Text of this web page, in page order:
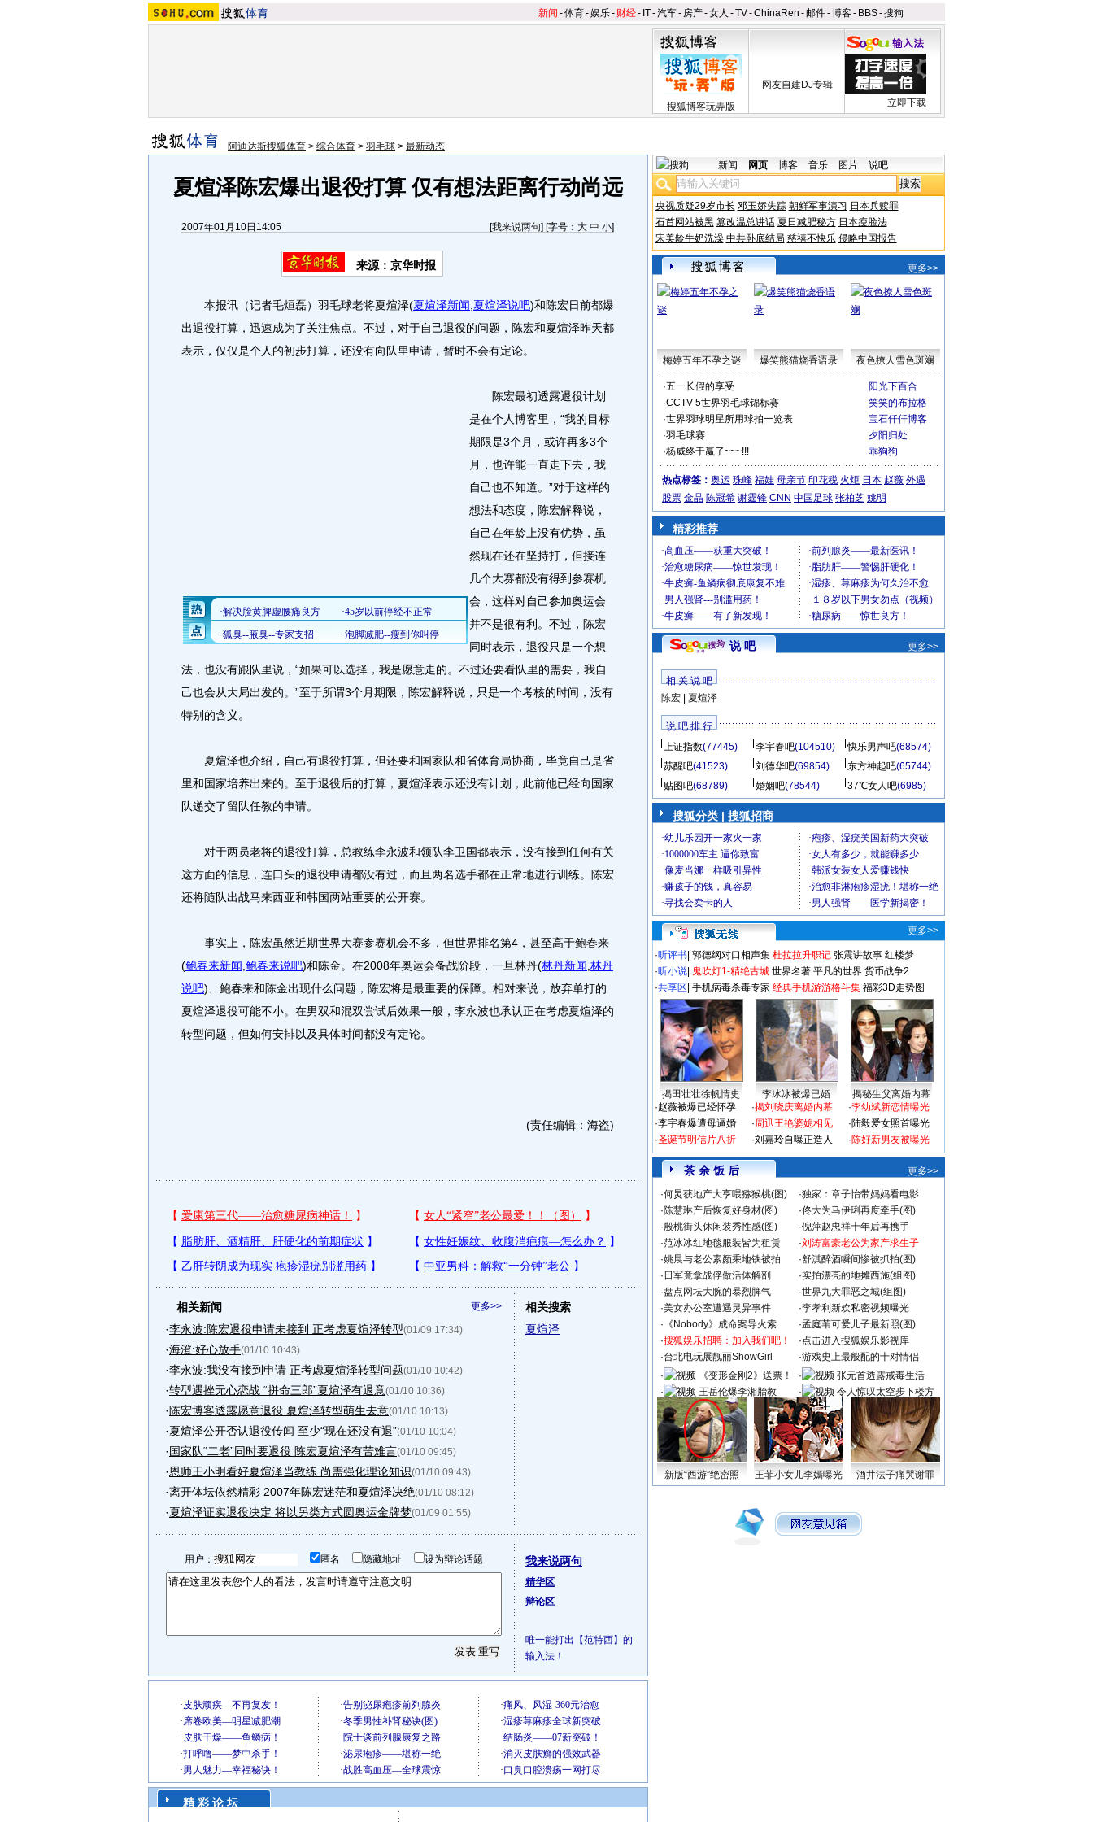
新闻 -体育-娱乐- 财经- IT-汽车- 房产-女人 -TV-ChinaRen -邮件-博客- BBS-搜狗
搜狐博客玩弄版
网友自建DJ专辑
立即下载
阿迪达斯搜狐体育 > 综合体育 > 羽毛球 > 最新动态
夏煊泽陈宏爆出退役打算 仅有想法距离行动尚远
2007年01月10日14:05 [我来说两句] [字号： 大 中 小]
来源：京华时报
本报讯（记者毛烜磊）羽毛球老将夏煊泽(夏煊泽新闻 夏煊泽说吧)和陈宏日前都爆
出退役打算，迅速成为了关注焦点。不过，对于自己退役的问题，陈宏和夏煊泽昨天都
表示，仅仅是个人的初步打算，还没有向队里申请，暂时不会有定论。
陈宏最初透露退役计划
是在个人博客里，“我的目标
期限是3个月，或许再多3个
月，也许能一直走下去，我
自己也不知道。”对于这样的
想法和态度，陈宏解释说，
自己在年龄上没有优势，虽
然现在还在坚持打，但接连
几个大赛都没有得到参赛机
会，这样对自己参加奥运会
并不是很有利。不过，陈宏
同时表示，退役只是一个想
法，也没有跟队里说，“如果可以选择，我是愿意走的。不过还要看队里的需要，我自
己也会从大局出发的。”至于所谓3个月期限，陈宏解释说，只是一个考核的时间，没有
特别的含义。
夏煊泽也介绍，自己有退役打算，但还要和国家队和省体育局协商，毕竟自己是省
里和国家培养出来的。至于退役后的打算，夏煊泽表示还没有计划，此前他已经向国家
队递交了留队任教的申请。
对于两员老将的退役打算，总教练李永波和领队李卫国都表示，没有接到任何有关
这方面的信息，连口头的退役申请都没有过，而且两名选手都在正常地进行训练。陈宏
还将随队出战马来西亚和韩国两站重要的公开赛。
事实上，陈宏虽然近期世界大赛参赛机会不多，但世界排名第4，甚至高于鲍春来
(鲍春来新闻 鲍春来说吧)和陈金。在2008年奥运会备战阶段，一旦林丹(林丹新闻 林丹
说吧) 、鲍春来和陈金出现什么问题，陈宏将是最重要的保障。相对来说，放弃单打的
夏煊泽退役可能不小。在男双和混双尝试后效果一般，李永波也承认正在考虑夏煊泽的
转型问题，但如何安排以及具体时间都没有定论。
(责任编辑：海盗)
更多>>
相关新闻
·李永波:陈宏退役申请未接到 正考虑夏煊泽转型(01/09 17:34)
·海澄:好心放手(01/10 10:43)
·李永波:我没有接到申请 正考虑夏煊泽转型问题(01/10 10:42)
·转型遇挫无心恋战 “拼命三郎”夏煊泽有退意(01/10 10:36)
· 陈宏博客透露愿意退役 夏煊泽转型萌生去意(01/10 10:13)
·夏煊泽公开否认退役传闻 至少“现在还没有退”(01/10 10:04)
·国家队“二老”同时要退役 陈宏夏煊泽有苦难言(01/10 09:45)
·恩师王小明看好夏煊泽当教练 尚需强化理论知识(01/10 09:43)
·离开体坛依然精彩 2007年陈宏迷茫和夏煊泽决绝(01/10 08:12)
·夏煊泽证实退役决定 将以另类方式圆奥运金牌梦(01/09 01:55)
相关搜索
夏煊泽
用户： 匿名 隐藏地址 设为辩论话题 我来说两句
精华区
辩论区
唯一能打出【范特西】的
输入法！
精 彩 论 坛
新闻 网页 博客 音乐 图片 说吧
央视质疑29岁市长 邓玉娇失踪 朝鲜军事演习 日本兵赎罪
石首网站被黑 篡改温总讲话 夏日减肥秘方 日本瘦脸法
宋美龄牛奶洗澡 中共卧底结局 慈禧不快乐 侵略中国报告
更多>>
梅婷五年不孕之谜 爆笑熊猫烧香语录 夜色撩人雪色斑斓
·五一长假的享受
阳光下百合
·CCTV-5世界羽毛球锦标赛
笑笑的布拉格
·世界羽球明星所用球拍一览表
宝石仟仟博客
·羽毛球赛
夕阳归处
·杨威终于赢了~~~!!! 乖狗狗
热点标签： 奥运 珠峰 福娃 母亲节 印花税 火炬 日本 赵薇 外遇
股票 金晶 陈冠希 谢霆锋 CNN 中国足球 张柏芝 姚明
精彩推荐
说 吧 更多>>
相 关 说 吧
陈宏| 夏煊泽
说 吧 排 行
上证指数(77445) 李宇春吧(104510) 快乐男声吧(68574)
苏醒吧(41523) 刘德华吧(69854) 东方神起吧(65744)
贴图吧(68789) 婚姻吧(78544) 37℃女人吧(6985)
搜狐分类 | 搜狐招商
更多>>
·听评书 郭德纲对口相声集 杜拉拉升职记 张震讲故事 红楼梦
·听小说 鬼吹灯1-精绝古城 世界名著 平凡的世界 货币战争2
·共享区 手机病毒杀毒专家 经典手机游游格斗集 福彩3D走势图
揭田壮壮徐帆情史 李冰冰被爆已婚
揭秘生父离婚内幕
·赵薇被爆已经怀孕
·李宇春爆遭母逼婚
·圣诞节明信片八折
·揭刘晓庆离婚内幕
·周迅王艳婆媳相见
·刘嘉玲自曝正造人
·李幼斌新恋情曝光
·陆毅爱女照首曝光
·陈好新男友被曝光
茶 余 饭 后
更多>>
·何炅获地产大亨喂猕猴桃(图) ·独家：章子怡带妈妈看电影
·陈慧琳产后恢复好身材(图) ·佟大为马伊琍再度牵手(图)
·殷桃街头休闲装秀性感(图) ·倪萍赵忠祥十年后再携手
·范冰冰红地毯服装皆为租赁 ·刘涛富豪老公为家产求生子
·姚晨与老公素颜乘地铁被拍 ·舒淇醉酒瞬间惨被抓拍(图)
· 日军竟拿战俘做活体解剖 ·实拍漂亮的地摊西施(组图)
·盘点网坛大腕的暴烈脾气 ·世界九大罪恶之城(组图)
·美女办公室遭遇灵异事件 ·李孝利新欢私密视频曝光
· 《Nobody》成命案导火索 ·孟庭苇可爱儿子最新照(图)
·搜狐娱乐招聘：加入我们吧！ ·点击进入搜狐娱乐影视库
·台北电玩展靓丽ShowGirl ·游戏史上最般配的十对情侣
·
《变形金刚2》送票！ ·
张元首透露戒毒生活
·
王岳伦爆李湘胎教 ·
令人惊叹太空步下楼方
式
新版“西游”绝密照 王菲小女儿李嫣曝光 酒井法子痛哭谢罪